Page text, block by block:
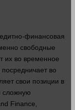
финансовая
свободные
их во временное
во
свои позиции в
сложную
Finance,